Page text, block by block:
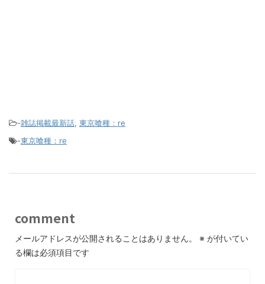
-雑誌掲載最新話, 東京喰種：re
-東京喰種：re
comment
メールアドレスが公開されることはありません。 ※ が付いてい
る欄は必須項目です